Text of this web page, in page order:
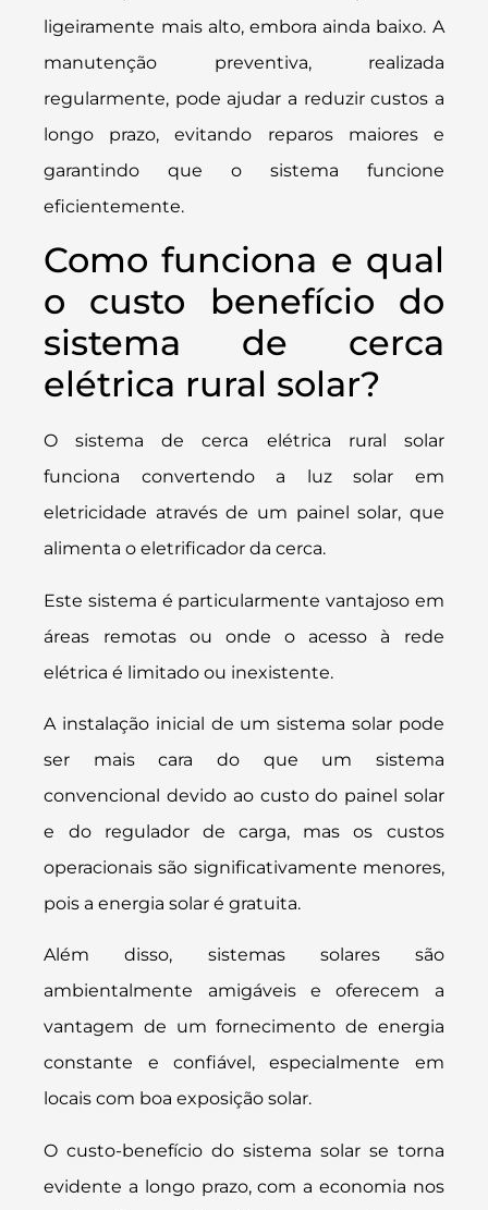
ligeiramente mais alto, embora ainda baixo. A
manutenção preventiva, realizada
regularmente, pode ajudar a reduzir custos a
longo prazo, evitando reparos maiores e
garantindo que o sistema funcione
eficientemente.
Como funciona e qual
o custo benefício do
sistema de cerca
elétrica rural solar?
O sistema de cerca elétrica rural solar
funciona convertendo a luz solar em
eletricidade através de um painel solar, que
alimenta o eletrificador da cerca.
Este sistema é particularmente vantajoso em
áreas remotas ou onde o acesso à rede
elétrica é limitado ou inexistente.
A instalação inicial de um sistema solar pode
ser mais cara do que um sistema
convencional devido ao custo do painel solar
e do regulador de carga, mas os custos
operacionais são significativamente menores,
pois a energia solar é gratuita.
Além disso, sistemas solares são
ambientalmente amigáveis e oferecem a
vantagem de um fornecimento de energia
constante e confiável, especialmente em
locais com boa exposição solar.
O custo-benefício do sistema solar se torna
evidente a longo prazo, com a economia nos